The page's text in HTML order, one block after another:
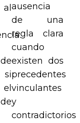
al
si
ausencia
de una
regla clara
cuando
existen dos
precedentes
vinculantes
y
contradictorios